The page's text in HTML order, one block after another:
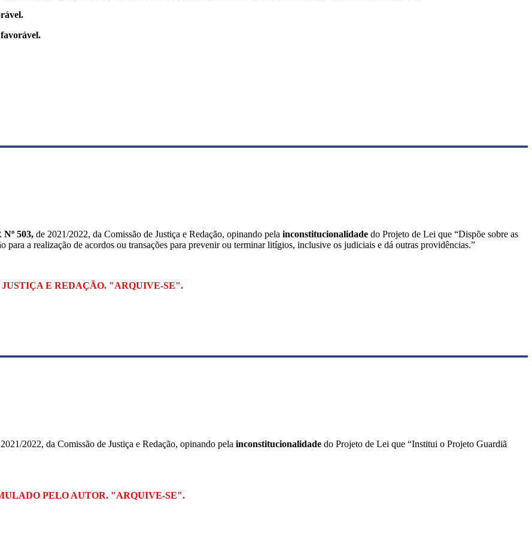
favorável.
503, de 2021/2022, da Comissão de Justiça e Redação, opinando pela inconstitucionalidade do Projeto de Lei que “Dispõe sobre as
para a realização de acordos ou transações para prevenir ou terminar litígios, inclusive os judiciais e dá outras providências.”
JUSTIÇA E REDAÇÃO. "ARQUIVE-SE".
2022, da Comissão de Justiça e Redação, opinando pela inconstitucionalidade do Projeto de Lei que “Institui o Projeto Guardiã
PELO AUTOR. "ARQUIVE-SE".